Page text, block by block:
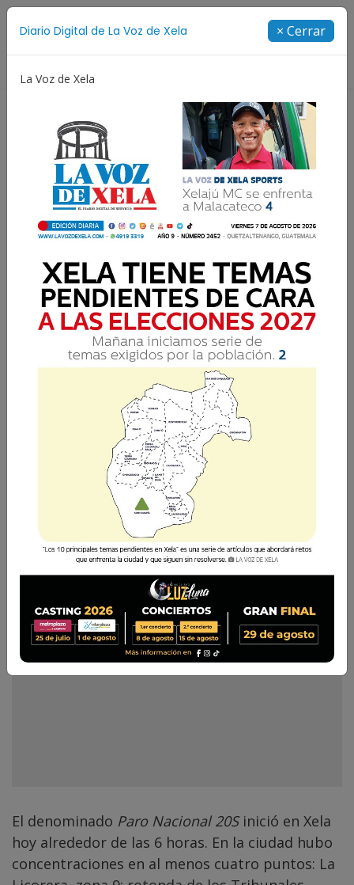
Diario Digital de La Voz de Xela × Cerrar
La Voz de Xela
La manifestación
ciudadana más grande de
los últimos años
La Voz de Xela · Redacción
20 Septiembre 2017
El denominado Paro Nacional 20Sinició en Xela
hoy alrededor de las 6 horas. En la ciudad hubo
concentraciones en al menos cuatro puntos: La